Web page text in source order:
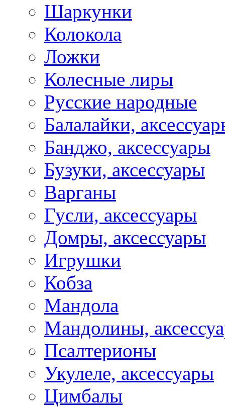
Шаркунки
Колокола
Ложки
Колесные лиры
Русские народные
Балалайки,
Банджо, аксессуары
Бузуки, аксессуары
Варганы
Гусли, аксессуары
Домры, аксессуары
Игрушки
Кобза
Мандола
Мандолины,
Псалтерионы
Укулеле, аксессуары
Цимбалы